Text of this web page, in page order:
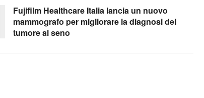
Fujifilm Healthcare Italia lancia un nuovo
mammografo per migliorare la diagnosi del
tumore al seno